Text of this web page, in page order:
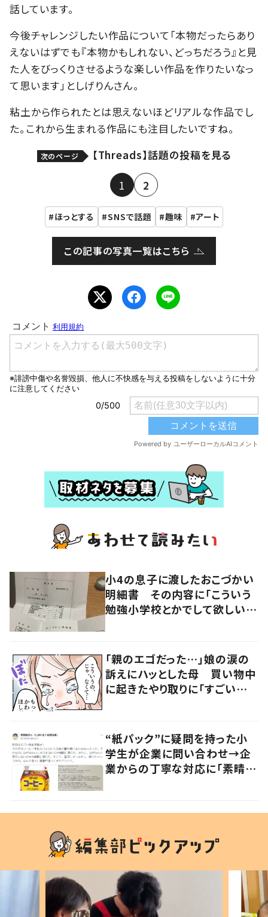
話しています。
今後チャレンジしたい作品について「本物だったらあり
えないはずでも『本物かもしれない、どっちだろう』と見
た人をびっくりさせるような楽しい作品を作りたいなっ
て思います」としげりんさん。
粘土から作られたとは思えないほどリアルな作品でし
た。これから生まれる作品にも注目したいですね。
次のページ 【Threads】話題の投稿を見る
1 2
ほっとする SNSで話題 趣味 アート
この記事の写真一覧はこちら
小4の息子に渡したおこづかい
明細書 その内容に「こういう
勉強小学校とかでして欲しい」
「親のエゴだった…」娘の涙の
訴えにハッとした母 買い物中
に起きたやり取りに「すごい分
“紙パック”に疑問を持った小
学生が企業に問い合わせ→企
業からの丁寧な対応に「素晴ら